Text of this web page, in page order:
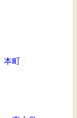
本町